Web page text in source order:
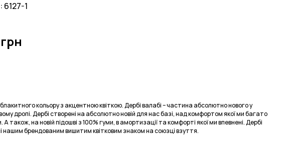
6127-1
кольору з акцентною квіткою. Дербі валабі – частина абсолютно нового у
дропі. Дербі створені на абсолютно новій для нас базі, над комфортом якої ми багато
також, на новій підошві з 100% гуми, в амортизації та комфорті якої ми впевнені. Дербі
нашим брендованим вишитим квітковим знаком на союзці взуття.